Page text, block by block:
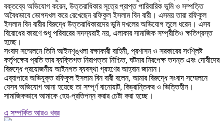
বক্তব্যে অভিযোগ করেন, উত্তরাধিকার সূত্রে প্রাপ্ত পারিবারিক ভূমি ও সম্পত্তি
অবৈধভাবে ভোগদখল করে রেখেছেন রফিকুল ইসলাম বিন বারী। এসময় তারা রফিকুল
ইসলাম বিন বারীর বিরুদ্ধে উত্তরাধিকারদের ভূমি দখলের অভিযোগ তুলে ধরেন। এসব
বিরোধের কারণে শুধু পরিবারের সদস্যরাই নয়, এলাকার সামাজিক সম্প্রীতিও ক্ষতিগ্রস্ত
হচ্ছে।
‎সংবাদ সম্মেলনে তিনি আইনশৃঙ্খলা রক্ষাকারী বাহিনী, প্রশাসন ও সরকারের সংশ্লিষ্ট
কর্তৃপক্ষের প্রতি তার ব্যক্তিগত নিরাপত্তা নিশ্চিত, ঘটনার নিরপেক্ষ তদন্ত এবং দোষীদের
বিরুদ্ধে প্রয়োজনীয় আইনগত ব্যবস্থা গ্রহণের আহ্বান জানান।
‎এব্যাপারে অভিযুক্ত রফিকুল ইসলাম বিন বারী বলেন, আমার বিরুদ্ধে সংবাদ সম্মেলনে
যেসব অভিযোগ আনা হয়েছে তা সম্পূর্ণ বানোয়াট, বিভ্রান্তিকর ও ভিত্তিহীন।
সামাজিকভাবে আমাকে হেয়-প্রতিপন্ন করার চেষ্টা করা হচ্ছে।
এ সম্পর্কিত আরও খবর